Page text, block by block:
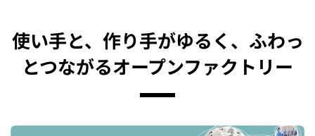
使い手と、作り手がゆるく、ふわっ
とつながるオープンファクトリー